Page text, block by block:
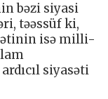
bəzi siyasi
təəssüf ki,
isə milli-
siyasəti